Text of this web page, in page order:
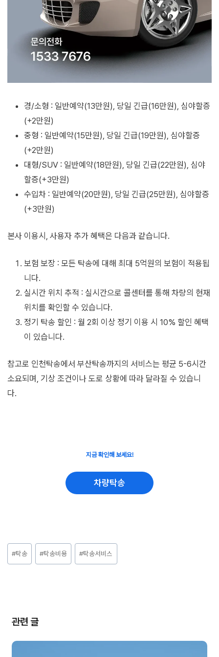
경/소형 : 일반예약(13만원), 당일 긴급(16만원), 심야할증
(+2만원)
중형 : 일반예약(15만원), 당일 긴급(19만원), 심야할증
(+2만원)
대형/SUV : 일반예약(18만원), 당일 긴급(22만원), 심야
할증(+3만원)
수입차 : 일반예약(20만원), 당일 긴급(25만원), 심야할증
(+3만원)
본사 이용시, 사용자 추가 혜택은 다음과 같습니다.
보험 보장 : 모든 탁송에 대해 최대 5억원의 보험이 적용됩
니다.
실시간 위치 추적 : 실시간으로 콜센터를 통해 차량의 현재
위치를 확인할 수 있습니다.
정기 탁송 할인 : 월 2회 이상 정기 이용 시 10% 할인 혜택
이 있습니다.
참고로 인천탁송에서 부산탁송까지의 서비스는 평균 5-6시간
소요되며, 기상 조건이나 도로 상황에 따라 달라질 수 있습니
다.
지금 확인해 보세요!
차량탁송
Post
Tags:
#탁송 #탁송비용 #탁송서비스
관련 글